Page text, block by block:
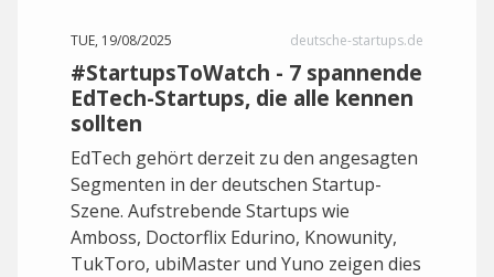
TUE, 19/08/2025 deutsche-startups.de
#StartupsToWatch - 7 spannende
EdTech-Startups, die alle kennen
sollten
EdTech gehört derzeit zu den angesagten
Segmenten in der deutschen Startup-
Szene. Aufstrebende Startups wie
Amboss, Doctorflix Edurino, Knowunity,
TukToro, ubiMaster und Yuno zeigen dies